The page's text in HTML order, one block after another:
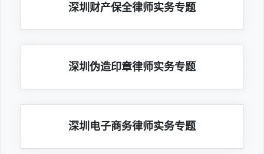
深圳财产保全律师实务专题
深圳伪造印章律师实务专题
深圳电子商务律师实务专题